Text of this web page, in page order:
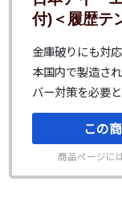
付)＜履歴テ
金庫破りにも対
本国内で製造さ
バー対策を必要
この
商品ページに